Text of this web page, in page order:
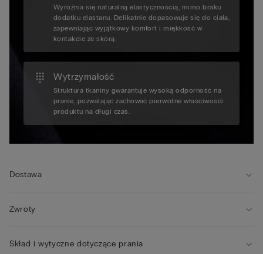
Wyróżnia się naturalną elastycznością, mimo braku
dodatku elastanu. Delikatnie dopasowuje się do ciała,
zapewniając wyjątkowy komfort i miękkość w
kontakcie ze skórą.
Wytrzymałość
Struktura tkaniny gwarantuje wysoką odporność na
pranie, pozwalając zachować pierwotne właściwości
produktu na długi czas.
Dostawa
Zwroty
Skład i wytyczne dotyczące prania